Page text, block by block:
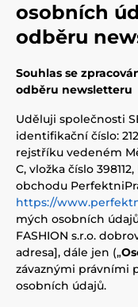
osobních
odběru
Souhlas se
odběru newsletteru
Uděluji společnosti
identifikační číslo:
rejstříku vedeném
C, vložka číslo
obchodu
https://
mých osobních
FASHION s.r.o.
adresa], dále jen („
závaznými právními
osobních údajů.